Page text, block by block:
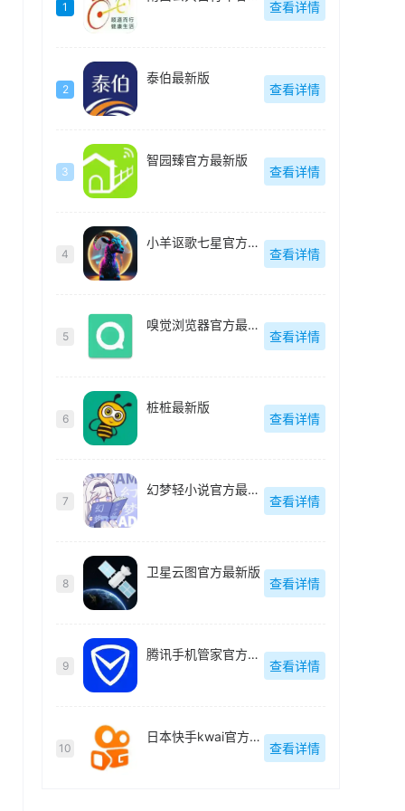
1 查看详情
2
泰伯最新版
查看详情
3
智园臻官方最新版
查看详情
4
小羊讴歌七星官方最新版
查看详情
5
嗅觉浏览器官方最新版
查看详情
6
桩桩最新版
查看详情
7
幻梦轻小说官方最新版
查看详情
8
卫星云图官方最新版
查看详情
9
腾讯手机管家官方最新版
查看详情
10
日本快手kwai官方最新版
查看详情